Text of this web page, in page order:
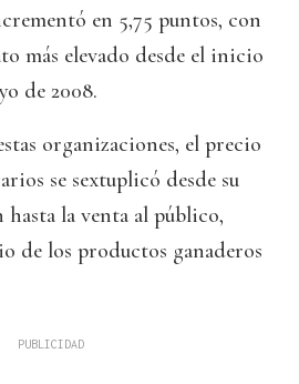
en 5,75 puntos, con
más elevado desde el inicio
de 2008.
organizaciones, el precio
se sextuplicó desde su
la venta al público,
de los productos ganaderos